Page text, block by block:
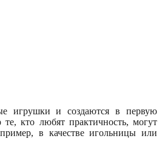
игрушки и создаются в первую
те, кто любят практичность, могут
в качестве игольницы или